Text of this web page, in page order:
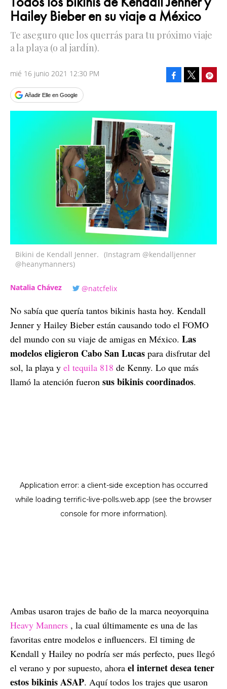
Hailey Bieber en su viaje a México
Te aseguro que los querrás para tu próximo viaje
a la playa (o al jardín).
mié 16 junio 2021 12:30 PM
Añadir Elle en Google
Facebook
Bikini de Kendall Jenner. (Instagram @kendalljenner
@heanymanners)
Natalia Chávez @natcfelix
No sabía que quería tantos bikinis hasta hoy. Kendall
Jenner y Hailey Bieber están causando todo el FOMO
del mundo con su viaje de amigas en México. Las
modelos eligieron Cabo San Lucas para disfrutar del
sol, la playa y el tequila 818 de Kenny. Lo que más
llamó la atención fueron sus bikinis coordinados.
Ambas usaron trajes de baño de la marca neoyorquina
Heavy Manners , la cual últimamente es una de las
favoritas entre modelos e influencers. El timing de
Kendall y Hailey no podría ser más perfecto, pues llegó
el verano y por supuesto, ahora el internet desea tener
estos bikinis ASAP. Aquí todos los trajes que usaron